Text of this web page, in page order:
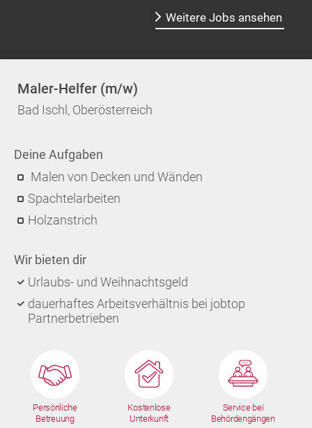
Weitere Jobs ansehen
Maler-Helfer (m/w)
Bad Ischl, Oberösterreich
Deine Aufgaben
Malen von Decken und Wänden
Spachtelarbeiten
Holzanstrich
Wir bieten dir
Urlaubs- und Weihnachtsgeld
dauerhaftes Arbeitsverhältnis bei jobtop
Partnerbetrieben
Persönliche
Betreuung
Kostenlose
Unterkunft
Service bei
Behördengängen